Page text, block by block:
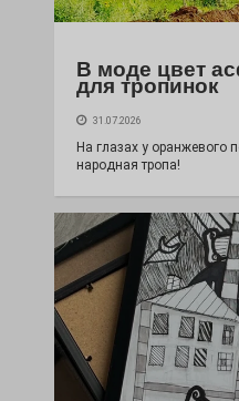
В моде цвет
для тропинок
31.07.2026
На глазах у оранжевого
народная тропа!